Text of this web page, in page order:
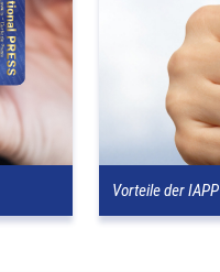
Vorteile der IAPP